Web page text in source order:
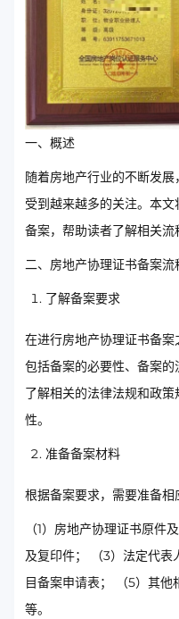
一、概述
随着房地产行业的不断发
受到越来越多的关注。本
备案，帮助读者了解相关流
二、房地产协理证书备案流
了解备案要求
在进行房地产协理证书备案
包括备案的必要性、备案
了解相关的法律法规和政
性。
准备备案材料
根据备案要求，需要准备相
（1）房地产协理证书原件
及复印件； （3）法定代
目备案申请表； （5）其
等。